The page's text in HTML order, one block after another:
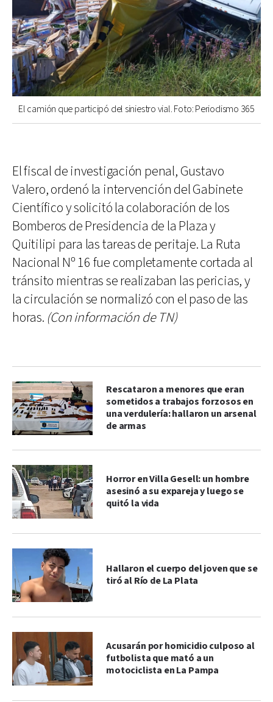
El camión que participó del siniestro vial. Foto: Periodismo 365
El fiscal de investigación penal, Gustavo
Valero, ordenó la intervención del Gabinete
Científico y solicitó la colaboración de los
Bomberos de Presidencia de la Plaza y
Quitilipi para las tareas de peritaje. La Ruta
Nacional Nº 16 fue completamente cortada al
tránsito mientras se realizaban las pericias, y
la circulación se normalizó con el paso de las
horas. (Con información de TN)
Rescataron a menores que eran
sometidos a trabajos forzosos en
una verdulería: hallaron un arsenal
de armas
Horror en Villa Gesell: un hombre
asesinó a su expareja y luego se
quitó la vida
Hallaron el cuerpo del joven que se
tiró al Río de La Plata
Acusarán por homicidio culposo al
futbolista que mató a un
motociclista en La Pampa